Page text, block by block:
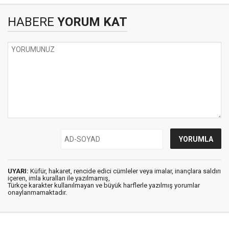
HABERE YORUM KAT
UYARI: Küfür, hakaret, rencide edici cümleler veya imalar, inançlara saldırı
içeren, imla kuralları ile yazılmamış,
Türkçe karakter kullanılmayan ve büyük harflerle yazılmış yorumlar
onaylanmamaktadır.